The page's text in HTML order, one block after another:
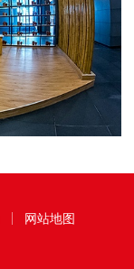
网站地图